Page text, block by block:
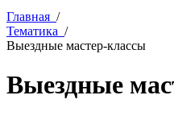
Главная /
Тематика /
Выездные мастер-классы
Выездные